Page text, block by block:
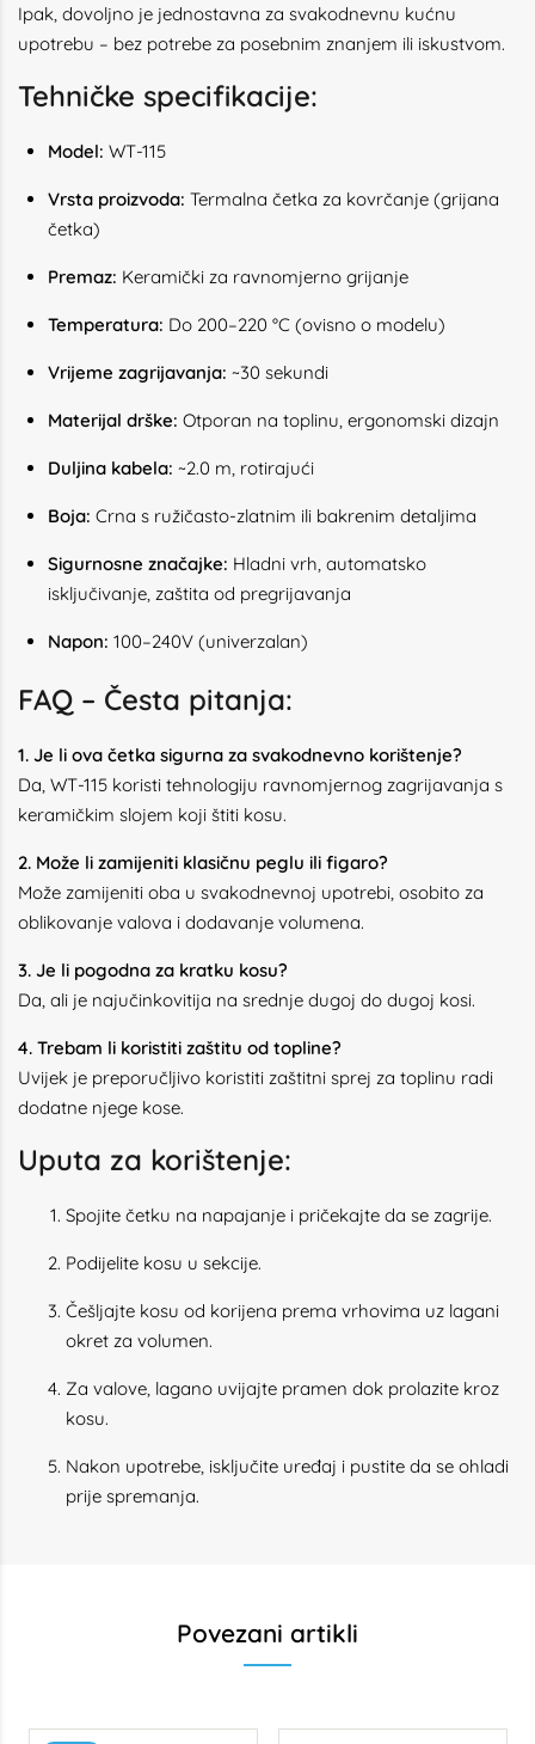
Ipak, dovoljno je jednostavna za svakodnevnu kućnu
upotrebu – bez potrebe za posebnim znanjem ili iskustvom.
Tehničke specifikacije:
Model: WT-115
Vrsta proizvoda: Termalna četka za kovrčanje (grijana
četka)
Premaz: Keramički za ravnomjerno grijanje
Temperatura: Do 200–220 °C (ovisno o modelu)
Vrijeme zagrijavanja: ~30 sekundi
Materijal drške: Otporan na toplinu, ergonomski dizajn
Duljina kabela: ~2.0 m, rotirajući
Boja: Crna s ružičasto-zlatnim ili bakrenim detaljima
Sigurnosne značajke: Hladni vrh, automatsko
isključivanje, zaštita od pregrijavanja
Napon: 100–240V (univerzalan)
FAQ – Česta pitanja:
1. Je li ova četka sigurna za svakodnevno korištenje?
Da, WT-115 koristi tehnologiju ravnomjernog zagrijavanja s
keramičkim slojem koji štiti kosu.
2. Može li zamijeniti klasičnu peglu ili figaro?
Može zamijeniti oba u svakodnevnoj upotrebi, osobito za
oblikovanje valova i dodavanje volumena.
3. Je li pogodna za kratku kosu?
Da, ali je najučinkovitija na srednje dugoj do dugoj kosi.
4. Trebam li koristiti zaštitu od topline?
Uvijek je preporučljivo koristiti zaštitni sprej za toplinu radi
dodatne njege kose.
Uputa za korištenje:
Spojite četku na napajanje i pričekajte da se zagrije.
Podijelite kosu u sekcije.
Češljajte kosu od korijena prema vrhovima uz lagani
okret za volumen.
Za valove, lagano uvijajte pramen dok prolazite kroz
kosu.
Nakon upotrebe, isključite uređaj i pustite da se ohladi
prije spremanja.
Povezani artikli